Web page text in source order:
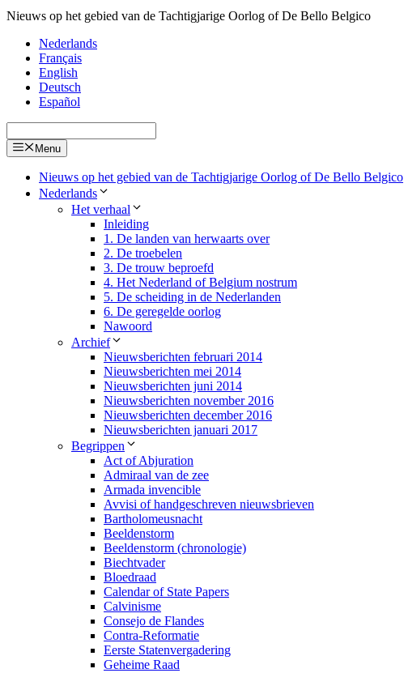
Nieuws op het gebied van de Tachtigjarige Oorlog of De Bello Belgico
Nederlands
Français
English
Deutsch
Español
Menu
Nieuws op het gebied van de Tachtigjarige Oorlog of De Bello Belgico
Nederlands
Het verhaal
Inleiding
1. De landen van herwaarts over
2. De troebelen
3. De trouw beproefd
4. Het Nederland of Belgium nostrum
5. De scheiding in de Nederlanden
6. De geregelde oorlog
Nawoord
Archief
Nieuwsberichten februari 2014
Nieuwsberichten mei 2014
Nieuwsberichten juni 2014
Nieuwsberichten november 2016
Nieuwsberichten december 2016
Nieuwsberichten januari 2017
Begrippen
Act of Abjuration
Admiraal van de zee
Armada invencible
Avvisi of handgeschreven nieuwsbrieven​
Bartholomeusnacht
Beeldenstorm
Beeldenstorm (chronologie)
Biechtvader
Bloedraad
Calendar of State Papers
Calvinisme
Consejo de Flandes
Contra-Reformatie
Eerste Statenvergadering
Geheime Raad